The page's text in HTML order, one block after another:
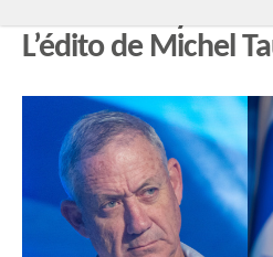
L’édito de Michel